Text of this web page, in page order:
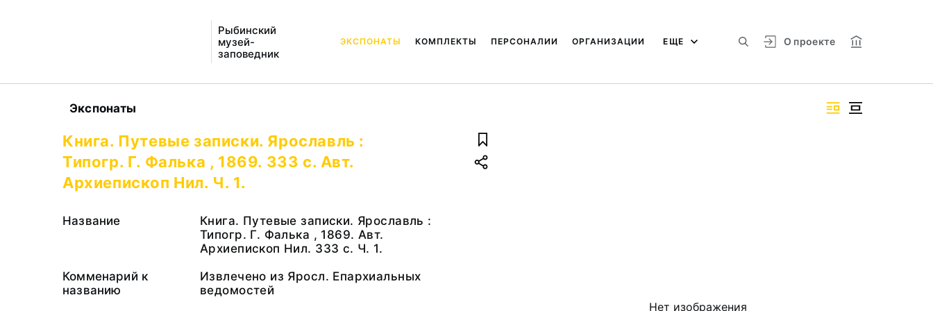
Рыбинский
музей-
заповедник
О проекте
ЭКСПОНАТЫ КОМПЛЕКТЫ ПЕРСОНАЛИИ ОРГАНИЗАЦИИ ЕЩЕ
Экспонаты
Нет изображения
Книга. Путевые записки. Ярославль :
Типогр. Г. Фалька , 1869. 333 с. Авт.
Архиепископ Нил. Ч. 1.
Название
Книга. Путевые записки. Ярославль :
Типогр. Г. Фалька , 1869. Авт.
Архиепископ Нил. 333 с. Ч. 1.
Комменарий к
названию
Извлечено из Яросл. Епархиальных
ведомостей